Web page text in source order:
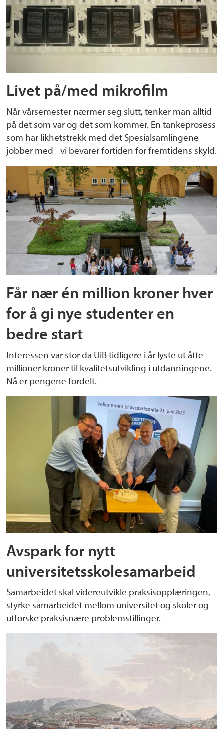
Livet på/med mikrofilm
Når vårsemester nærmer seg slutt, tenker man alltid
på det som var og det som kommer. En tankeprosess
som har likhetstrekk med det Spesialsamlingene
jobber med - vi bevarer fortiden for fremtidens skyld.
Får nær én million kroner hver
for å gi nye studenter en
bedre start
Interessen var stor da UiB tidligere i år lyste ut åtte
millioner kroner til kvalitetsutvikling i utdanningene.
Nå er pengene fordelt.
Avspark for nytt
universitetsskolesamarbeid
Samarbeidet skal videreutvikle praksisopplæringen,
styrke samarbeidet mellom universitet og skoler og
utforske praksisnære problemstillinger.